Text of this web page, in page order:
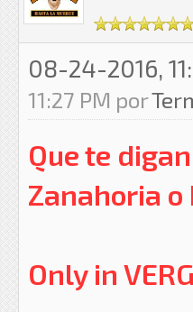
08-24-2016,
11:27 PM por
Que te
Zanahoria o
Only in